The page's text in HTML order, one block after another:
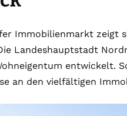
Immobilienmarkt zeigt
Landeshauptstadt
entwickelt.
an den vielfältigen